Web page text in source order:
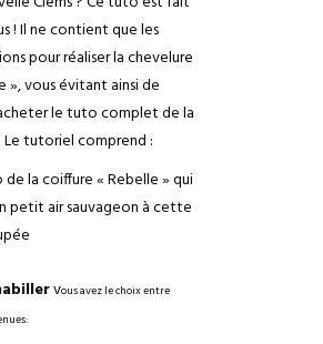
! Il ne contient que les
pour réaliser la chevelure
», vous évitant ainsi de
le tuto complet de la
Le tutoriel comprend :
la coiffure « Rebelle » qui
petit air sauvageon à cette
vous avez le choix entre
: